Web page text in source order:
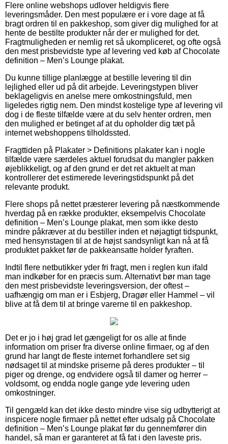
Flere online webshops udlover heldigvis flere
leveringsmåder. Den mest populære er i vore dage at få
bragt ordren til en pakkeshop, som giver dig mulighed for at
hente de bestilte produkter når der er mulighed for det.
Fragtmuligheden er nemlig ret så ukompliceret, og ofte også
den mest prisbevidste type af levering ved køb af Chocolate
definition – Men’s Lounge plakat.
Du kunne tillige planlægge at bestille levering til din
lejlighed eller ud på dit arbejde. Leveringstypen bliver
beklageligvis en anelse mere omkostningsfuld, men
ligeledes rigtig nem. Den mindst kostelige type af levering vil
dog i de fleste tilfælde være at du selv henter ordren, men
den mulighed er betinget af at du opholder dig tæt på
internet webshoppens tilholdssted.
Fragttiden på Plakater > Definitions plakater kan i nogle
tilfælde være særdeles aktuel forudsat du mangler pakken
øjeblikkeligt, og af den grund er det ret aktuelt at man
kontrollerer det estimerede leveringstidspunkt på det
relevante produkt.
Flere shops på nettet præsterer levering på næstkommende
hverdag på en række produkter, eksempelvis Chocolate
definition – Men’s Lounge plakat, men som ikke desto
mindre påkræver at du bestiller inden et nøjagtigt tidspunkt,
med hensynstagen til at de højst sandsynligt kan nå at få
produktet pakket før de pakkeansatte holder fyraften.
Indtil flere netbutikker yder fri fragt, men i reglen kun ifald
man indkøber for en præcis sum. Alternativt bør man tage
den mest prisbevidste leveringsversion, der oftest –
uafhængig om man er i Esbjerg, Dragør eller Hammel – vil
blive at få dem til at bringe varerne til en pakkeshop.
Det er jo i høj grad let gængeligt for os alle at finde
information om priser fra diverse online firmaer, og af den
grund har langt de fleste internet forhandlere set sig
nødsaget til at mindske priserne på deres produkter – til
piger og drenge, og endvidere også til damer og herrer –
voldsomt, og endda nogle gange yde levering uden
omkostninger.
Til gengæld kan det ikke desto mindre vise sig udbytterigt at
inspicere nogle firmaer på nettet efter udsalg på Chocolate
definition – Men’s Lounge plakat før du gennemfører din
handel, så man er garanteret at få fat i den laveste pris.